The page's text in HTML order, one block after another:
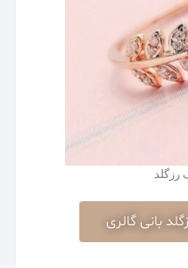
رزگلد
بانی گالری